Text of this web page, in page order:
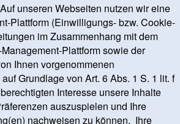
unseren Webseiten nutzen wir eine
Plattform (Einwilligungs- bzw. Cookie-
im Zusammenhang mit dem
Plattform sowie der
Ihnen vorgenommenen
Grundlage von Art. 6 Abs. 1 S. 1 lit. f
Interesse unsere Inhalte
auszuspielen und Ihre
nachweisen zu können. Ihre